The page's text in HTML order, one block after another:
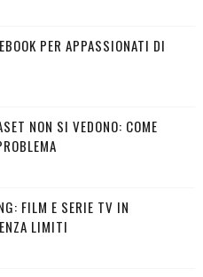
PER APPASSIONATI DI
NON SI VEDONO: COME
FILM E SERIE TV IN
LIMITI